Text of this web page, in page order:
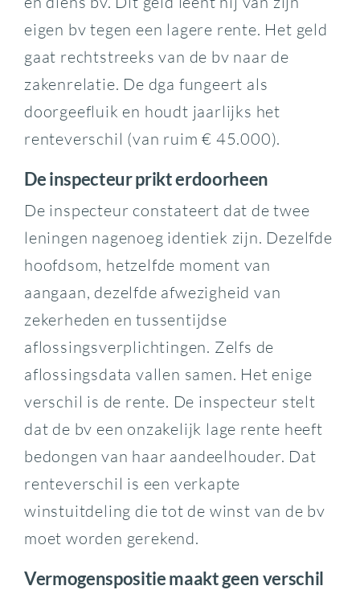
eigen bv tegen een lagere rente. Het geld
gaat rechtstreeks van de bv naar de
zakenrelatie. De dga fungeert als
doorgeefluik en houdt jaarlijks het
renteverschil (van ruim € 45.000).
De inspecteur prikt erdoorheen
De inspecteur constateert dat de twee
leningen nagenoeg identiek zijn. Dezelfde
hoofdsom, hetzelfde moment van
aangaan, dezelfde afwezigheid van
zekerheden en tussentijdse
aflossingsverplichtingen. Zelfs de
aflossingsdata vallen samen. Het enige
verschil is de rente. De inspecteur stelt
dat de bv een onzakelijk lage rente heeft
bedongen van haar aandeelhouder. Dat
renteverschil is een verkapte
winstuitdeling die tot de winst van de bv
moet worden gerekend.
Vermogenspositie maakt geen verschil